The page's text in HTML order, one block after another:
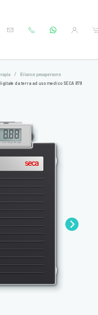
Bilance pesapersone
da terra ad uso medico SECA 878